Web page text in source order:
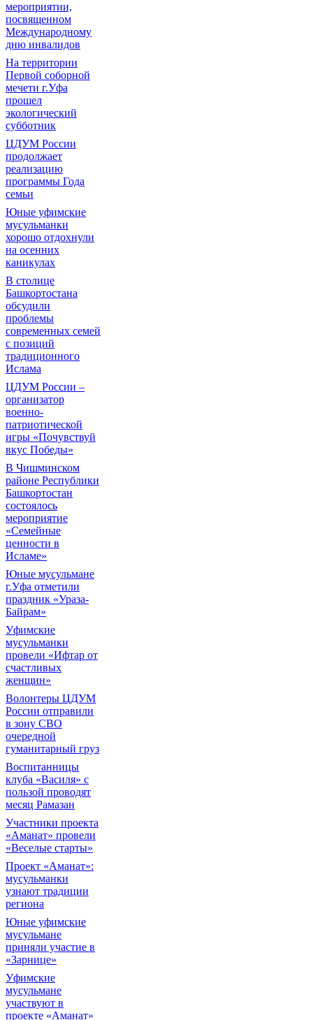
мероприятии,
посвященном
Международному
дню инвалидов
На территории
Первой соборной
мечети г.Уфа
прошел
экологический
субботник
ЦДУМ России
продолжает
реализацию
программы Года
семьи
Юные уфимские
мусульманки
хорошо отдохнули
на осенних
каникулах
В столице
Башкортостана
обсудили
проблемы
современных семей
с позиций
традиционного
Ислама
ЦДУМ России –
организатор
военно-
патриотической
игры «Почувствуй
вкус Победы»
В Чишминском
районе Республики
Башкортостан
состоялось
мероприятие
«Семейные
ценности в
Исламе»
Юные мусульмане
г.Уфа отметили
праздник «Ураза-
Байрам»
Уфимские
мусульманки
провели «Ифтар от
счастливых
женщин»
Волонтеры ЦДУМ
России отправили
в зону СВО
очередной
гуманитарный груз
Воспитанницы
клуба «Василя» с
пользой проводят
месяц Рамазан
Участники проекта
«Аманат» провели
«Веселые старты»
Проект «Аманат»:
мусульманки
узнают традиции
региона
Юные уфимские
мусульмане
приняли участие в
«Зарнице»
Уфимские
мусульмане
участвуют в
проекте «Аманат»